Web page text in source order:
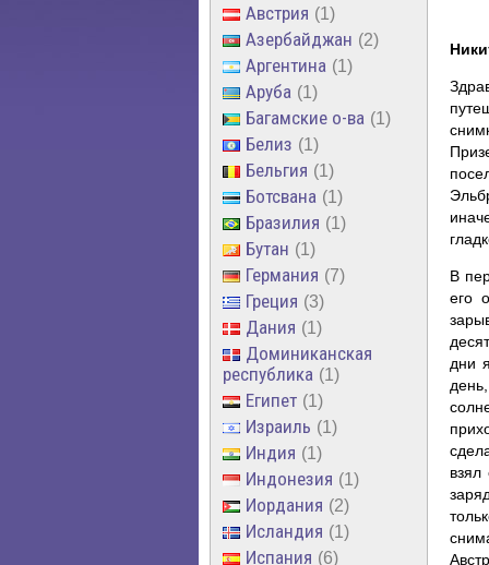
Австрия 1
Азербайджан 2
Аргентина 1
Аруба 1
Багамские о-ва 1
Белиз 1
Бельгия 1
Ботсвана 1
Бразилия 1
Бутан 1
Германия 7
Греция 3
Дания 1
Доминиканская
республика
1
Египет 1
Израиль 1
Индия 1
Индонезия 1
Иордания 2
Исландия 1
Испания 6
В
его
дни